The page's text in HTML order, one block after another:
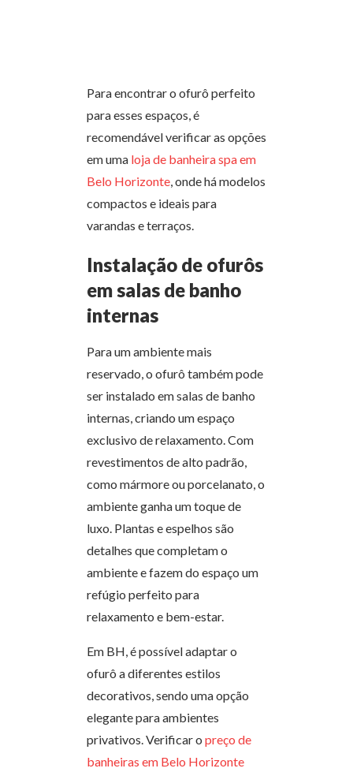
Para encontrar o ofurô perfeito
para esses espaços, é
recomendável verificar as opções
em uma loja de banheira spa em
Belo Horizonte, onde há modelos
compactos e ideais para
varandas e terraços.
Instalação de ofurôs
em salas de banho
internas
Para um ambiente mais
reservado, o ofurô também pode
ser instalado em salas de banho
internas, criando um espaço
exclusivo de relaxamento. Com
revestimentos de alto padrão,
como mármore ou porcelanato, o
ambiente ganha um toque de
luxo. Plantas e espelhos são
detalhes que completam o
ambiente e fazem do espaço um
refúgio perfeito para
relaxamento e bem-estar.
Em BH, é possível adaptar o
ofurô a diferentes estilos
decorativos, sendo uma opção
elegante para ambientes
privativos. Verificar o preço de
banheiras em Belo Horizonte